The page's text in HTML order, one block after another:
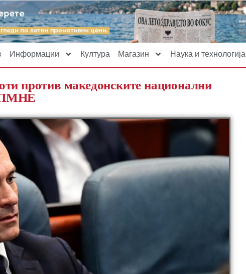
Информации Култура Магазин Наука и технологија
против македонските национални